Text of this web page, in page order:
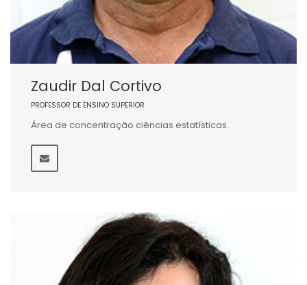
Zaudir Dal Cortivo
PROFESSOR DE ENSINO SUPERIOR
Área de concentração ciências estatísticas.